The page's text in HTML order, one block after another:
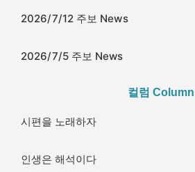
2026/7/12 주보 News
2026/7/5 주보 News
컬럼 Column
시편을 노래하자
인생은 해석이다